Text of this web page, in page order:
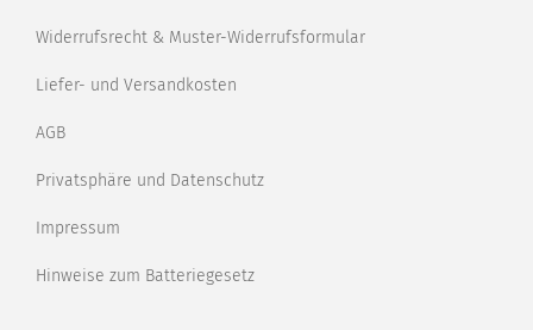
Widerrufsrecht & Muster-Widerrufsformular
Liefer- und Versandkosten
AGB
Privatsphäre und Datenschutz
Impressum
Hinweise zum Batteriegesetz